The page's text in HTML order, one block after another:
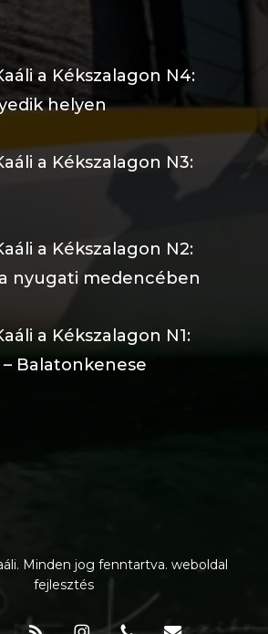
a Kékszalagon N4:
helyen
a Kékszalagon N3:
a Kékszalagon N2:
nyugati medencében
a Kékszalagon N1:
Balatonkenese
Minden jog fenntartva.weboldal
fejlesztés
RSS instagramphone email